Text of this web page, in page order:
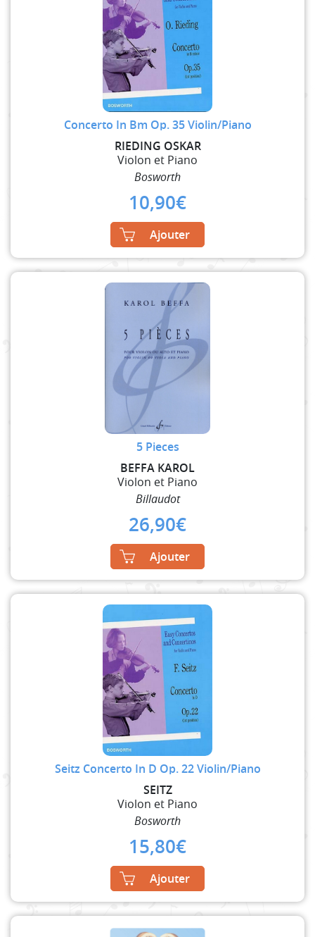
Concerto In Bm Op. 35 Violin/Piano
RIEDING OSKAR
Violon et Piano
Bosworth
10,90€
Ajouter
5 Pieces
BEFFA KAROL
Violon et Piano
Billaudot
26,90€
Ajouter
Seitz Concerto In D Op. 22 Violin/Piano
SEITZ
Violon et Piano
Bosworth
15,80€
Ajouter